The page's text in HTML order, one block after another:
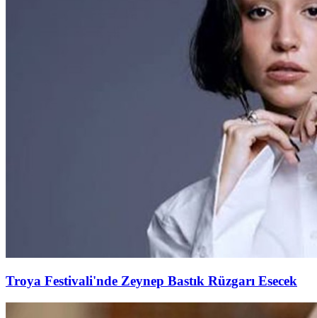
Troya Festivali'nde Zeynep Bastık Rüzgarı Esecek